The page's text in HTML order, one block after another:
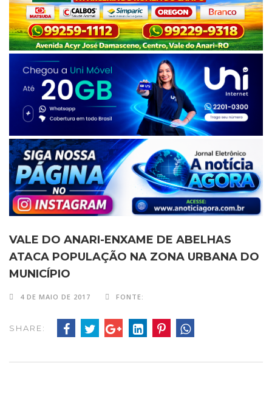
VALE DO ANARI-ENXAME DE ABELHAS
ATACA POPULAÇÃO NA ZONA URBANA DO
MUNICÍPIO
4 DE MAIO DE 2017 FONTE:
SHARE: